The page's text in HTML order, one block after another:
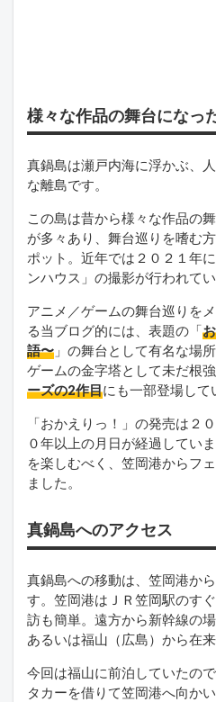
様々な作品の舞台になっ
真鍋島は瀬戸内海に浮かぶ、
な離島です。
この島は昔から様々な作品の
が多々あり、舞台巡りを嗜む
ポット。近年では２０２１年
ンハウス」の撮影が行われてい
アニメ／ゲームの舞台巡りを
る当ブログ的には、表題の「
語〜 」の舞台として有名な場
ゲームの金字塔として未だ根
ーズの2作目にも一部登場して
「おかえりっ！」の発売は２
０年以上の月日が経過してい
を楽しむべく、笠岡港からフ
ました。
真鍋島へのアクセス
真鍋島への移動は、笠岡港か
す。笠岡港はＪＲ笠岡駅のす
訪も簡単。遠方から新幹線の
あるいは福山（広島）から在
今回は福山に前泊していたの
タカーを借りて笠岡港へ向か